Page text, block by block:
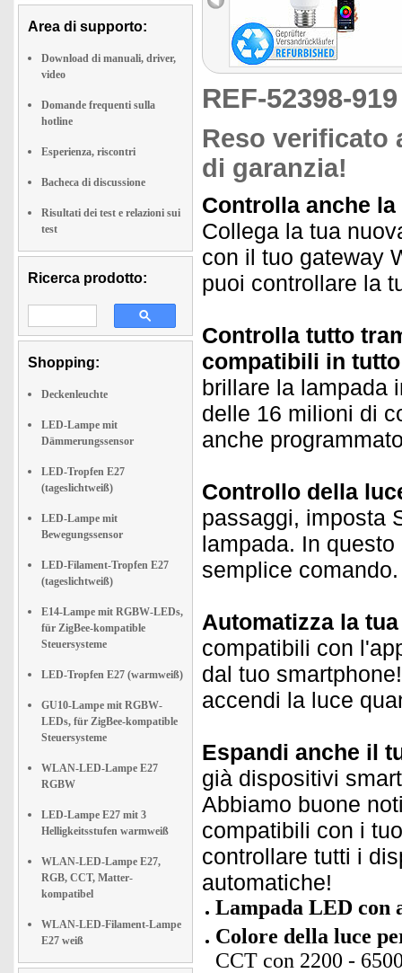
Area di supporto:
Download di manuali, driver,
video
Domande frequenti sulla
hotline
Esperienza, riscontri
Bacheca di discussione
Risultati dei test e relazioni sui
test
Ricerca prodotto:
Shopping:
Deckenleuchte
LED-Lampe mit
Dämmerungssensor
LED-Tropfen E27
(tageslichtweiß)
LED-Lampe mit
Bewegungssensor
LED-Filament-Tropfen E27
(tageslichtweiß)
E14-Lampe mit RGBW-LEDs,
für ZigBee-kompatible
Steuersysteme
LED-Tropfen E27 (warmweiß)
GU10-Lampe mit RGBW-
LEDs, für ZigBee-kompatible
Steuersysteme
WLAN-LED-Lampe E27
RGBW
LED-Lampe E27 mit 3
Helligkeitsstufen warmweiß
WLAN-LED-Lampe E27,
RGB, CCT, Matter-
kompatibel
WLAN-LED-Filament-Lampe
E27 weiß
REF-52398-
Reso verificato
di garanzia!
Controlla anche
Collega la tua
con il tuo gateway
puoi controllare la
Controlla tutto
compatibili in
brillare la lampada
delle 16 milioni di
anche
Controllo della
passaggi, imposta
lampada. In
semplice comando.
Automatizza la
compatibili con
dal tuo
accendi la luce
Espandi anche il
già dispositivi
Abbiamo buone
compatibili con i
controllare tutti i
automatiche!
Lampada LED con
Colore della luce
CCT con 2200 -